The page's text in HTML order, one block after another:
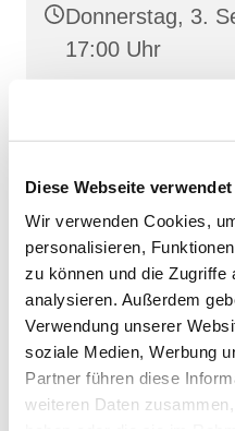
Diese Webseite
Wir verwenden Cookies,
personalisieren,
zu können und die Zugriffe
analysieren. Außerdem
Verwendung unserer
soziale Medien, Werbung
Partner führen diese
weiteren Daten
Donnerstag, 3.
17:00 Uhr
Frankenstraße